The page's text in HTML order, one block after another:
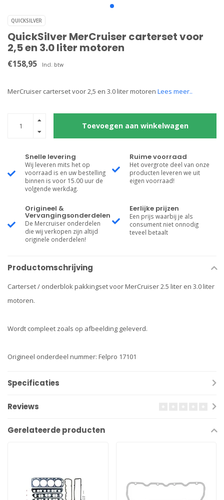
QUICKSILVER
QuickSilver MerCruiser carterset voor
2,5 en 3.0 liter motoren
€158,95 Incl. btw
MerCruiser carterset voor 2,5 en 3.0 liter motoren Lees meer..
Toevoegen aan winkelwagen
Snelle levering
Wij leveren mits het op
voorraad is en uw bestelling
binnen is voor 15.00 uur de
volgende werkdag.
Ruime voorraad
Het overgrote deel van onze
producten leveren we uit
eigen voorraad!
Origineel &
Vervangingsonderdelen
De Mercruiser onderdelen
die wij verkopen zijn altijd
originele onderdelen!
Eerlijke prijzen
Een prijs waarbij je als
consument niet onnodig
teveel betaalt
Productomschrijving
Carterset / onderblok pakkingset voor MerCruiser 2.5 liter en 3.0 liter
motoren.
Wordt compleet zoals op afbeelding geleverd.
Origineel onderdeel nummer: Felpro 17101
Specificaties
Reviews
Gerelateerde producten